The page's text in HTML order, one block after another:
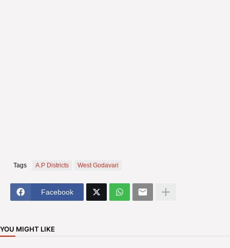
Tags A.P Districts West Godavari
Facebook
YOU MIGHT LIKE